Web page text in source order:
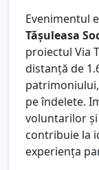
Evenimentul
Tășuleasa
proiectul Via
distanță de
pe îndelete.
voluntarilor
contribuie la
experiența